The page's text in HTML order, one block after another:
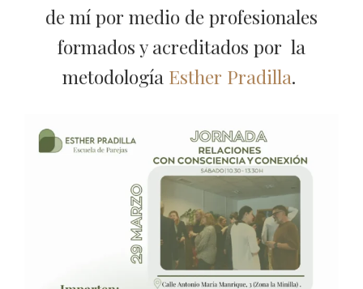
de mí por medio de profesionales
formados y acreditados por la
metodología Esther Pradilla.